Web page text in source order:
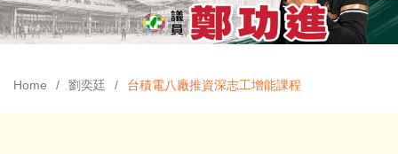
Home 劉奕廷 台積電八廠推資深志工增能課程